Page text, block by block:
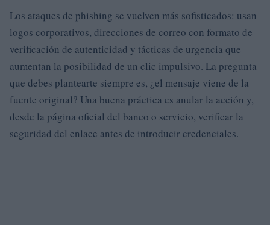
Los ataques de phishing se vuelven más sofisticados: usan
logos corporativos, direcciones de correo con formato de
verificación de autenticidad y tácticas de urgencia que
aumentan la posibilidad de un clic impulsivo. La pregunta
que debes plantearte siempre es, ¿el mensaje viene de la
fuente original? Una buena práctica es anular la acción y,
desde la página oficial del banco o servicio, verificar la
seguridad del enlace antes de introducir credenciales.